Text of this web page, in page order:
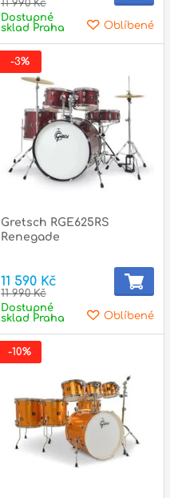
11 990 Kč
Oblíbené
Dostupné
sklad Praha
Gretsch RGE625RS
Renegade
11 590 Kč
11 990 Kč
Oblíbené
Dostupné
sklad Praha
-3%
-10%